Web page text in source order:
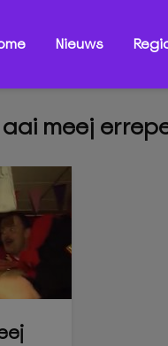
Nieuws
meej